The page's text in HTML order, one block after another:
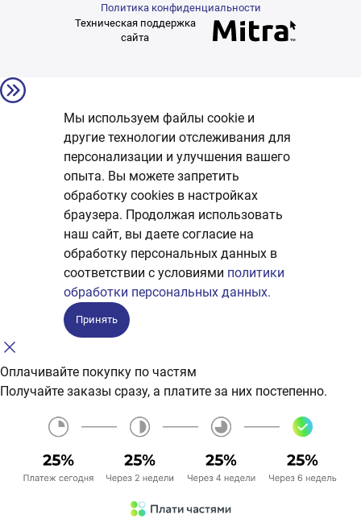
Политика конфиденциальности
Техническая поддержка
сайта
Мы используем файлы cookie и
другие технологии отслеживания для
персонализации и улучшения вашего
опыта. Вы можете запретить
обработку сookies в настройках
браузера. Продолжая использовать
наш сайт, вы даете согласие на
обработку персональных данных в
соответствии с условиями политики
обработки персональных данных.
Принять
Оплачивайте покупку по частям
Получайте заказы сразу, а платите за них постепенно.